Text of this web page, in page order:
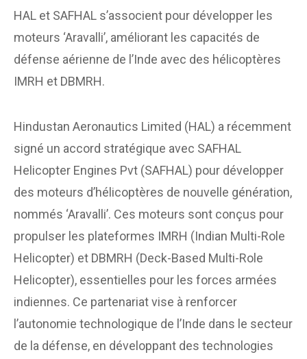
HAL et SAFHAL s’associent pour développer les
moteurs ‘Aravalli’, améliorant les capacités de
défense aérienne de l’Inde avec des hélicoptères
IMRH et DBMRH.
Hindustan Aeronautics Limited (HAL) a récemment
signé un accord stratégique avec SAFHAL
Helicopter Engines Pvt (SAFHAL) pour développer
des moteurs d’hélicoptères de nouvelle génération,
nommés ‘Aravalli’. Ces moteurs sont conçus pour
propulser les plateformes IMRH (Indian Multi-Role
Helicopter) et DBMRH (Deck-Based Multi-Role
Helicopter), essentielles pour les forces armées
indiennes. Ce partenariat vise à renforcer
l’autonomie technologique de l’Inde dans le secteur
de la défense, en développant des technologies